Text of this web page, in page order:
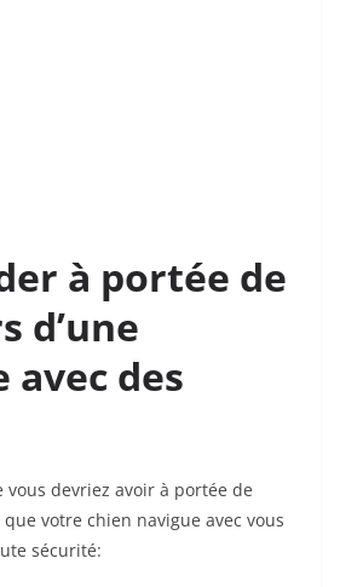
à portée de
d’une
avec des
vous devriez avoir à portée de
votre chien navigue avec vous
sécurité: